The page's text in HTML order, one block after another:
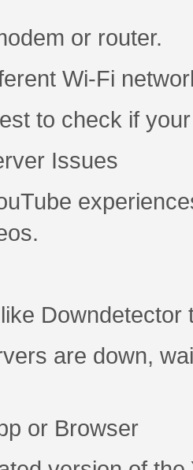
or router.
Wi-Fi
to check if
Issues
Downdetector
are down,
or Browser